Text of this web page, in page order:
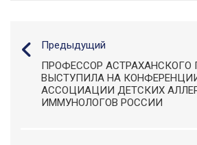
Предыдущий
ПРОФЕССОР АСТРАХАНСКОГО
ВЫСТУПИЛА НА
АССОЦИАЦИИ ДЕТСКИХ
ИММУНОЛОГОВ РОССИИ